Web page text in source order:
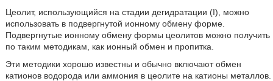
Цеолит, использующийся на стадии дегидратации (I), можно
использовать в подвергнутой ионному обмену форме.
Подвергнутые ионному обмену формы цеолитов можно получить
по таким методикам, как ионный обмен и пропитка.
Эти методики хорошо известны и обычно включают обмен
катионов водорода или аммония в цеолите на катионы металлов.